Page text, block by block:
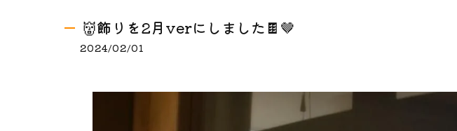
👹飾りを2月verにしました🍫🤎
2024/02/01